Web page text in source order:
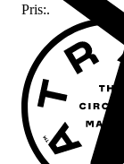
Pris:.